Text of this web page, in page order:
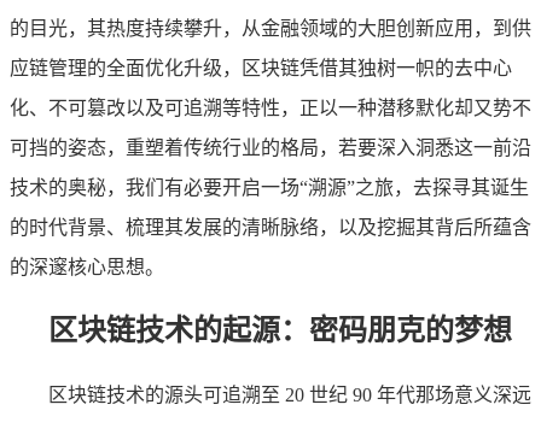
的目光，其热度持续攀升，从金融领域的大胆创新应用，到供
应链管理的全面优化升级，区块链凭借其独树一帜的去中心
化、不可篡改以及可追溯等特性，正以一种潜移默化却又势不
可挡的姿态，重塑着传统行业的格局，若要深入洞悉这一前沿
技术的奥秘，我们有必要开启一场“溯源”之旅，去探寻其诞生
的时代背景、梳理其发展的清晰脉络，以及挖掘其背后所蕴含
的深邃核心思想。
区块链技术的起源：密码朋克的梦想
区块链技术的源头可追溯至 20 世纪 90 年代那场意义深远